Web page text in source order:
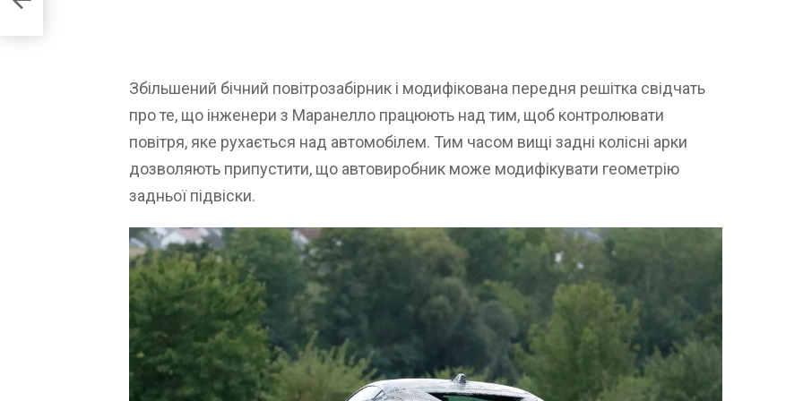
Збільшений бічний повітрозабірник і модифікована передня решітка свідчать
про те, що інженери з Маранелло працюють над тим, щоб контролювати
повітря, яке рухається над автомобілем. Тим часом вищі задні колісні арки
дозволяють припустити, що автовиробник може модифікувати геометрію
задньої підвіски.